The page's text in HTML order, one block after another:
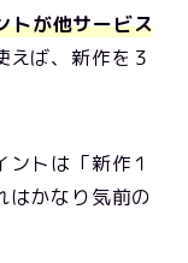
トが他サービス
ば、新作を３
トは「新作１
はかなり気前の